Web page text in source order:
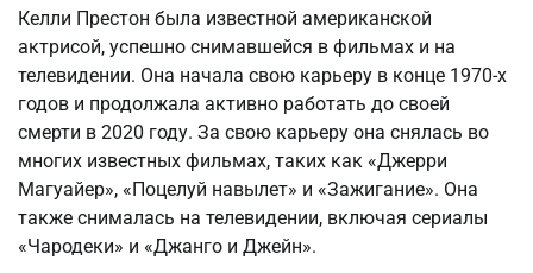
Келли Престон была известной американской
актрисой, успешно снимавшейся в фильмах и на
телевидении. Она начала свою карьеру в конце 1970-х
годов и продолжала активно работать до своей
смерти в 2020 году. За свою карьеру она снялась во
многих известных фильмах, таких как «Джерри
Магуайер», «Поцелуй навылет» и «Зажигание». Она
также снималась на телевидении, включая сериалы
«Чародеки» и «Джанго и Джейн».